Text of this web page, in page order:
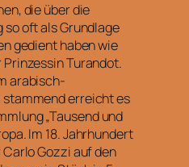
die über die
oft als Grundlage
gedient haben wie
Turandot.
arabisch-
erreicht es
„Tausend und
Im 18. Jahrhundert
Gozzi auf den